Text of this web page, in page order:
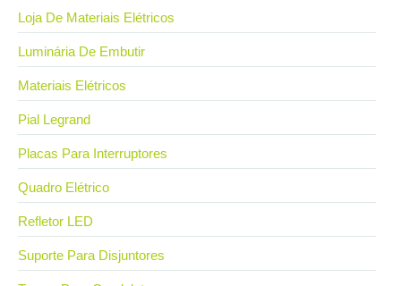
Loja De Materiais Elétricos
Luminária De Embutir
Materiais Elétricos
Pial Legrand
Placas Para Interruptores
Quadro Elétrico
Refletor LED
Suporte Para Disjuntores